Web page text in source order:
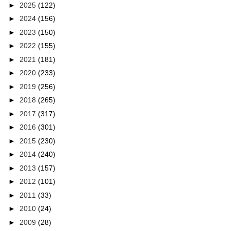
► 2025 (122)
► 2024 (156)
► 2023 (150)
► 2022 (155)
► 2021 (181)
► 2020 (233)
► 2019 (256)
► 2018 (265)
► 2017 (317)
► 2016 (301)
► 2015 (230)
► 2014 (240)
► 2013 (157)
► 2012 (101)
► 2011 (33)
► 2010 (24)
► 2009 (28)